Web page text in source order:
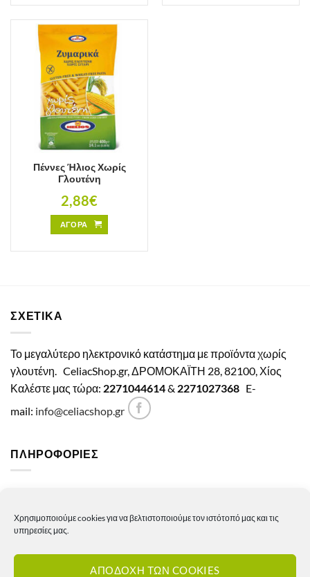
Χρησιμοποιούμε cookies για να βελτιστοποιούμε τον ιστότοπό μας και τις
υπηρεσίες μας.
ΑΠΟΔΟΧΗ ΤΩΝ COOKIES
Πέννες Ήλιος Χωρίς
Γλουτένη
2,88€
ΑΓΟΡΑ
ΣΧΕΤΙΚΑ
Το μεγαλύτερο ηλεκτρονικό κατάστημα με προϊόντα χωρίς
γλουτένη. CeliacShop.gr, ΔΡΟΜΟΚΑΪΤΗ 28, 82100, Χίος
Καλέστε μας τώρα: 2271044614& 2271027368 E-
mail: info@celiacshop.gr
ΠΛΗΡΟΦΟΡΙΕΣ
Πολιτική Απορρήτου
Πολιτική επιστροφών – ακυρώσεων